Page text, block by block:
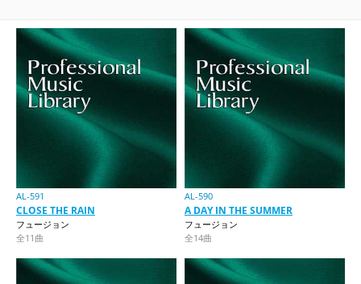
AL-591
CLOSE THE RAIN
フュージョン
全11曲
AL-590
A DAY IN THE SUMMER
フュージョン
全14曲